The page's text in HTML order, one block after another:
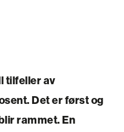
tilfeller av
Det er først og
rammet. En